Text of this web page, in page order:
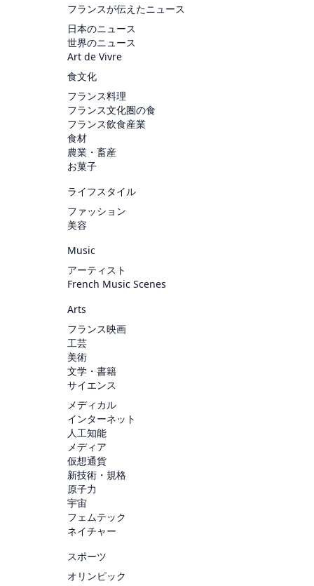
フランスが伝えたニュース
日本のニュース
世界のニュース
Art de Vivre
食文化
フランス料理
フランス文化圏の食
フランス飲食産業
食材
農業・畜産
お菓子
ライフスタイル
ファッション
美容
Music
アーティスト
French Music Scenes
Arts
フランス映画
工芸
美術
文学・書籍
サイエンス
メディカル
インターネット
人工知能
メディア
仮想通貨
新技術・規格
原子力
宇宙
フェムテック
ネイチャー
スポーツ
オリンピック